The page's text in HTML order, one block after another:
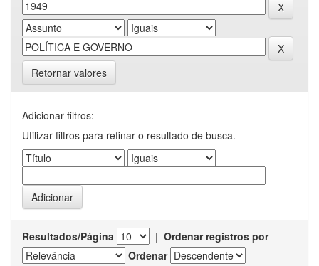
Retornar valores
Adicionar filtros:
Utilizar filtros para refinar o resultado de busca.
Resultados/Página | Ordenar registros por
Ordenar